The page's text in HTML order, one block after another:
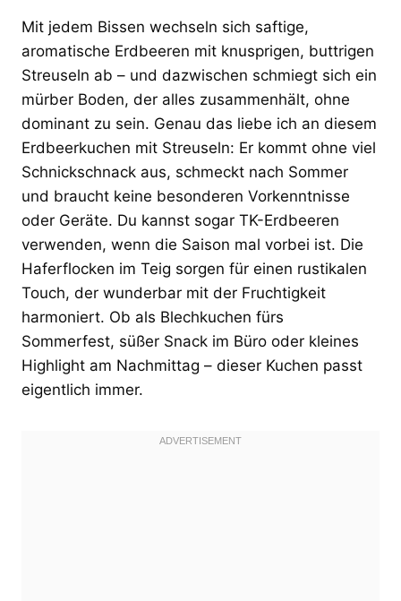
Mit jedem Bissen wechseln sich saftige,
aromatische Erdbeeren mit knusprigen, buttrigen
Streuseln ab – und dazwischen schmiegt sich ein
mürber Boden, der alles zusammenhält, ohne
dominant zu sein. Genau das liebe ich an diesem
Erdbeerkuchen mit Streuseln: Er kommt ohne viel
Schnickschnack aus, schmeckt nach Sommer
und braucht keine besonderen Vorkenntnisse
oder Geräte. Du kannst sogar TK-Erdbeeren
verwenden, wenn die Saison mal vorbei ist. Die
Haferflocken im Teig sorgen für einen rustikalen
Touch, der wunderbar mit der Fruchtigkeit
harmoniert. Ob als Blechkuchen fürs
Sommerfest, süßer Snack im Büro oder kleines
Highlight am Nachmittag – dieser Kuchen passt
eigentlich immer.